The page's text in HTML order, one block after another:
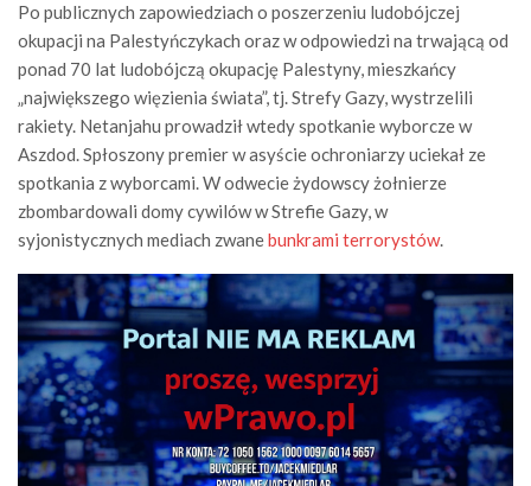
Po publicznych zapowiedziach o poszerzeniu ludobójczej
okupacji na Palestyńczykach oraz w odpowiedzi na trwającą od
ponad 70 lat ludobójczą okupację Palestyny, mieszkańcy
„największego więzienia świata”, tj. Strefy Gazy, wystrzelili
rakiety. Netanjahu prowadził wtedy spotkanie wyborcze w
Aszdod. Spłoszony premier w asyście ochroniarzy uciekał ze
spotkania z wyborcami. W odwecie żydowscy żołnierze
zbombardowali domy cywilów w Strefie Gazy, w
syjonistycznych mediach zwanebunkrami terrorystów.